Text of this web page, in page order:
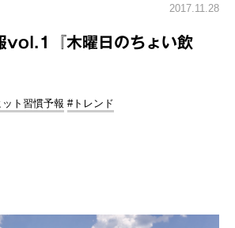
2017.11.28
vol.1『木曜日のちょい飲
ット習慣予報 #トレンド